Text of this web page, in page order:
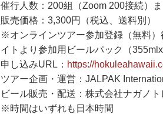
催行人数：200組（Zoom 200接続）
販売価格：3,300円（税込、送料別）
※オンラインツアー参加登録（無料
イトより参加用ビールパック（
申し込みURL： https://
ツアー企画・運営：JALPAK
ビール販売・配送：株式会社ナガノ
※時間はいずれも日本時間